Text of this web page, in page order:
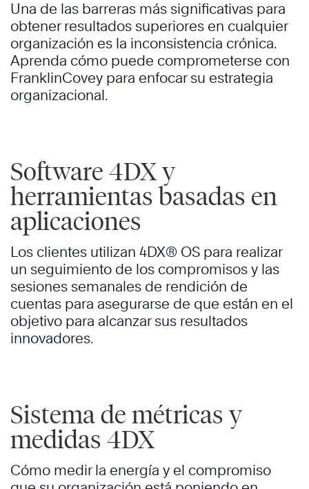
Una de las barreras más significativas para
obtener resultados superiores en cualquier
organización es la inconsistencia crónica.
Aprenda cómo puede comprometerse con
FranklinCovey para enfocar su estrategia
organizacional.
Software 4DX y
herramientas basadas en
aplicaciones
Los clientes utilizan 4DX® OS para realizar
un seguimiento de los compromisos y las
sesiones semanales de rendición de
cuentas para asegurarse de que están en el
objetivo para alcanzar sus resultados
innovadores.
Sistema de métricas y
medidas 4DX
Cómo medir la energía y el compromiso